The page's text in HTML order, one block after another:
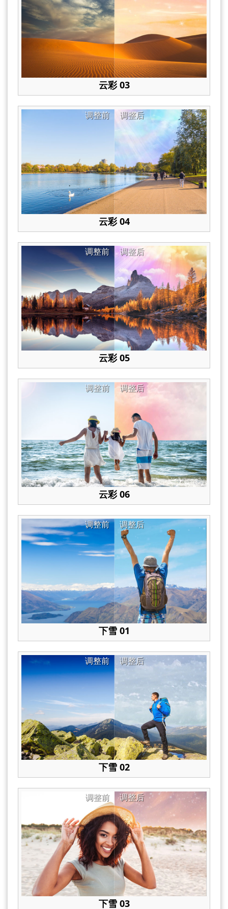
云彩 03
调整后
调整前
云彩 04
调整后
调整前
云彩 05
调整后
调整前
云彩 06
调整后
调整前
下雪 01
调整后
调整前
下雪 02
调整后
调整前
下雪 03